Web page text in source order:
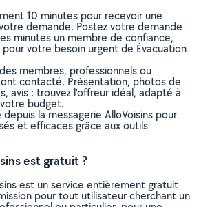
10 minutes pour recevoir une
demande. Postez votre demande
minutes un membre de confiance,
votre besoin urgent de Évacuation
membres, professionnels ou
contacté. Présentation, photos de
avis : trouvez l'offreur idéal, adapté à
budget.
la messagerie AlloVoisins pour
et efficaces grâce aux outils
est gratuit ?
est un service entièrement gratuit
pour tout utilisateur cherchant un